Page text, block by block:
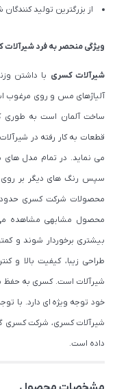
از بزرگترین تولید کنندگان
ویژگی منحصر به فرد
شیرآلات کسری با داشتن
آلیاژهای مس و روی مرغوب
ساخت آلمان است به طوری
قطعات به کار رفته در
می نماید. در تمام مدل های
سپس رنگ های دیگر بر روی
محصول مشابهی مشاهده
بیشتری برخوردار شوند و
طراحی زیبا، کیفیت بالا و
شیرآلات است. کسری به
خود توجه ویژه ای دارد. با
داده است.